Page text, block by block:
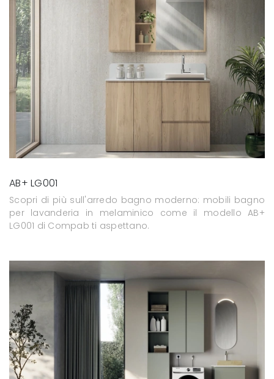
AB+ LG001
Scopri di più sull'arredo bagno moderno: mobili bagno
per lavanderia in melaminico come il modello AB+
LG001 di Compab ti aspettano.